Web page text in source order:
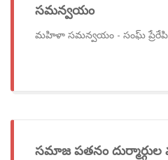
సమన్వయం
మహిళా సమన్వయం - సంఘ్
సమాజ పతనం